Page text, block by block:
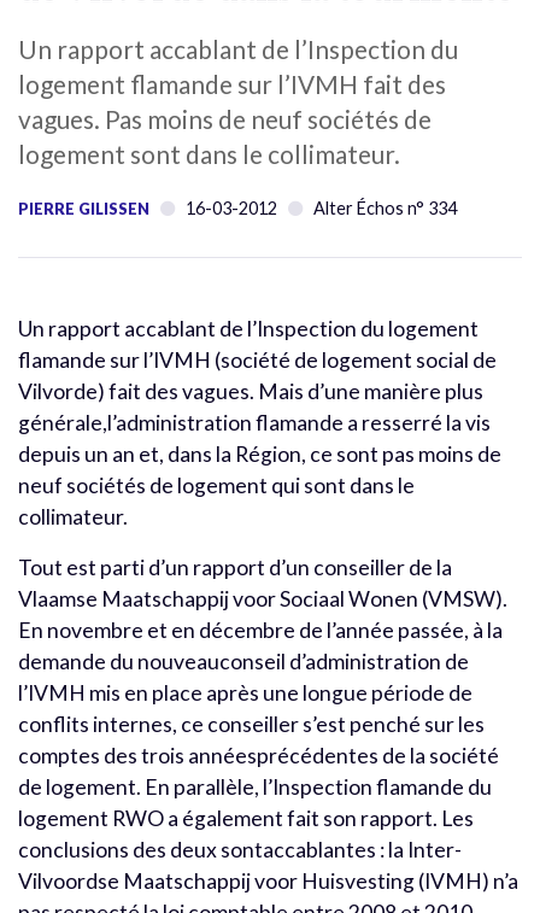
Un rapport accablant de l’Inspection du
logement flamande sur l’IVMH fait des
vagues. Pas moins de neuf sociétés de
logement sont dans le collimateur.
PIERRE GILISSEN 16-03-2012 Alter Échos n° 334
Un rapport accablant de l’Inspection du logement
flamande sur l’IVMH (société de logement social de
Vilvorde) fait des vagues. Mais d’une manière plus
générale,l’administration flamande a resserré la vis
depuis un an et, dans la Région, ce sont pas moins de
neuf sociétés de logement qui sont dans le
collimateur.
Tout est parti d’un rapport d’un conseiller de la
Vlaamse Maatschappij voor Sociaal Wonen (VMSW).
En novembre et en décembre de l’année passée, à la
demande du nouveauconseil d’administration de
l’IVMH mis en place après une longue période de
conflits internes, ce conseiller s’est penché sur les
comptes des trois annéesprécédentes de la société
de logement. En parallèle, l’Inspection flamande du
logement RWO a également fait son rapport. Les
conclusions des deux sontaccablantes : la Inter-
Vilvoordse Maatschappij voor Huisvesting (IVMH) n’a